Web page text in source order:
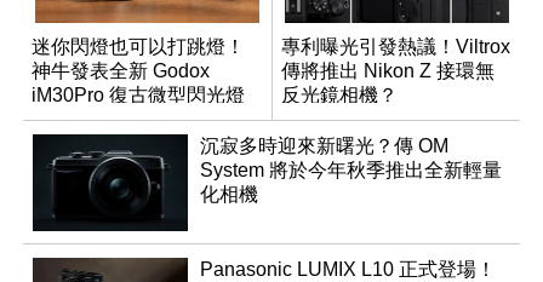
迷你閃燈也可以打跳燈！
神牛發表全新 Godox
iM30Pro 復古微型閃光燈
專利曝光引發熱議！Viltrox
傳將推出 Nikon Z 接環無
反光鏡相機？
沉寂多時迎來新曙光？傳 OM
System 將於今年秋季推出全新輕量
化相機
Panasonic LUMIX L10 正式登場！